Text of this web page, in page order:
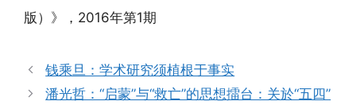
版）》，2016年第1期
钱乘旦：学术研究须植根于事实
潘光哲：“启蒙”与“救亡”的思想擂台：关於“五四”